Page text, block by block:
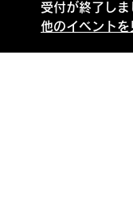
受付が終了しま
他のイベントを